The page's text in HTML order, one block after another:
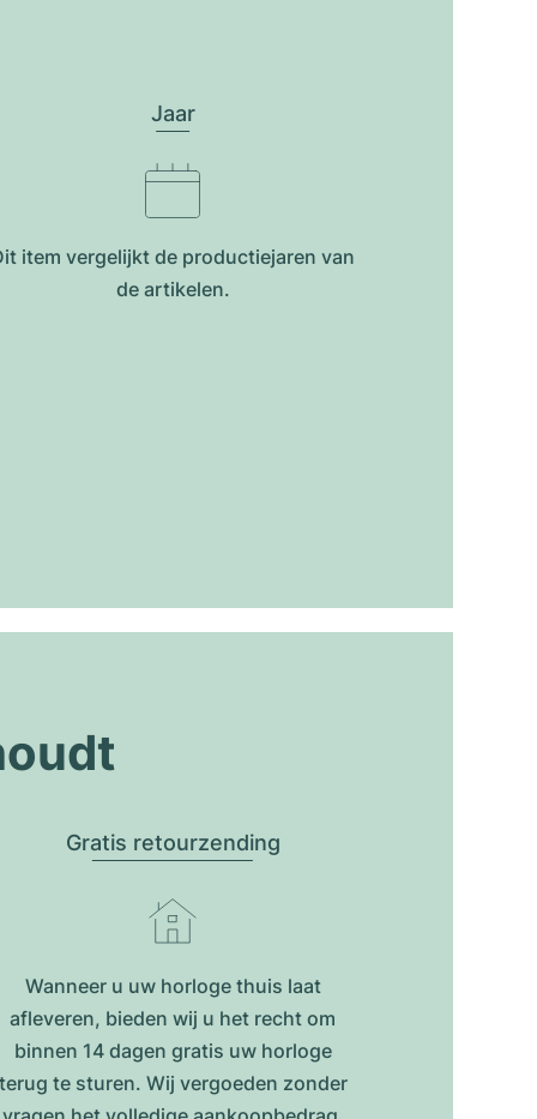
Jaar
item vergelijkt de productiejar​en van
de artikelen.
Gratis retourzending
Wanneer u uw horloge thuis laat
afleveren, bieden wij u het recht om
binnen 14 dagen gratis uw horloge
te sturen. Wij vergoeden zonder